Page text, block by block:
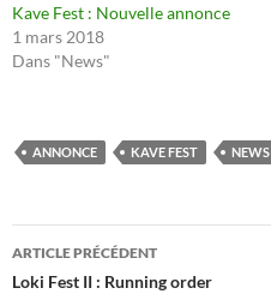
Kave Fest : Nouvelle annonce
1 mars 2018
Dans "News"
ANNONCE KAVE FEST NEWS
Navigation
des
ARTICLE PRÉCÉDENT
Loki Fest II : Running order